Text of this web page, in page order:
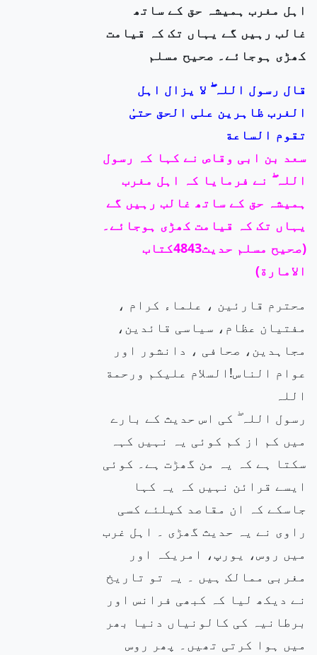
اہل مغرب ہمیشہ حق کے ساتھ
غالب رہیں گے یہاں تک کہ قیامت
کھڑی ہوجائے۔ صحیح مسلم
قال رسول اللہ ۖ لا یزال اہل
الغرب ظاہرین علی الحق حتیٰ
تقوم الساعة
سعد بن ابی وقاص نے کہا کہ رسول
اللہ ۖ نے فرمایا کہ اہل مغرب
ہمیشہ حق کے ساتھ غالب رہیں گے
یہاں تک کہ قیامت کھڑی ہوجائے۔
(صحیح مسلم حدیث4843کتاب
الامارة)
محترم قارئین ، علماء کرام ،
مفتیان عظام، سیاسی قائدین،
مجاہدین، صحافی ، دانشور اور
عوام الناس!السلام علیکم ورحمة
اللہ
رسول اللہ ۖ کی اس حدیث کے بارے
میں کم از کم کوئی یہ نہیں کہہ
سکتا ہے کہ یہ من گھڑت ہے۔ کوئی
ایسے قرائن نہیں کہ یہ کہا
جاسکے کہ ان مقاصد کیلئے کسی
راوی نے یہ حدیث گھڑی ۔ اہل غرب
میں روس، یورپ، امریکہ اور
مغربی ممالک ہیں ۔ یہ تو تاریخ
نے دیکھ لیا کہ کبھی فرانس اور
برطانیہ کی کالونیاں دنیا بھر
میں ہوا کرتی تھیں۔ پھر روس